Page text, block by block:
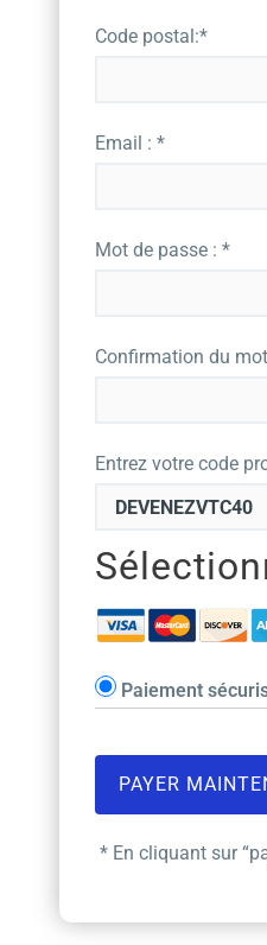
Code postal:*
Email : *
Mot de passe : *
Confirmation du
Entrez votre code
Paiement
* En cliquant sur